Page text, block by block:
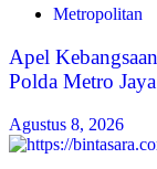
Metropolitan
Apel
Polda Metro
Agustus 8, 2026